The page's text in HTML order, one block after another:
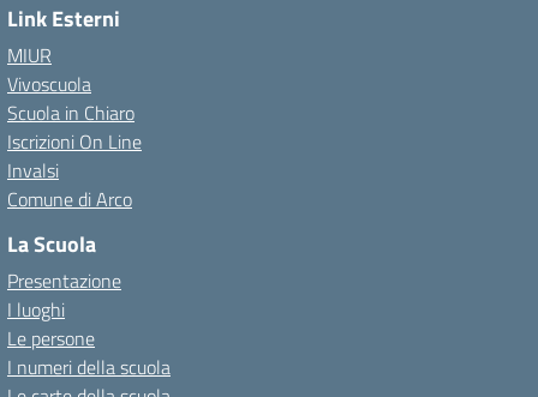
Link Esterni
MIUR
Vivoscuola
Scuola in Chiaro
Iscrizioni On Line
Invalsi
Comune di Arco
La Scuola
Presentazione
I luoghi
Le persone
I numeri della scuola